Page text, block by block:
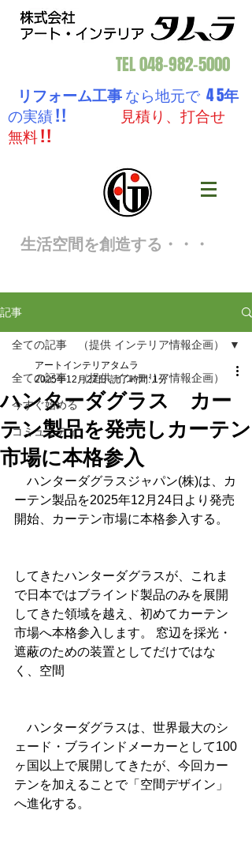
TEL048-982-5000
リフォーム工事なら地元で 4 5年
の実績 ! !
見積り、打合せ
無料 ! !
生活空間を創造する・・・
記事
全ての記事 （提供 インテリア情報企画）
今すぐ始める
コミュニティ
全ての記事 （提供 インテリア情報企画）
ハンターダグラス カー
テン製品を発売しカーテン
市場に本格参入
アートインテリアタムラ
2025年12月27日 読了時間: 1分
ハンターダグラスジャパン(株)は、カ
ーテン製品を2025年12月24日より発売
開始、カーテン市場に本格参入する。
してきたハンターダグラスが、これま
で日本ではブラインド製品のみを展開
してきた領域を越え、初めてカーテン
市場へ本格参入します。 窓辺を採光・
遮蔽のための装置としてだけではな
く、空間
ハンターダグラスは、世界最大のシ
ェード・ブラインドメーカーとして100
ヶ国以上で展開してきたが、今回カー
テンを加えることで「空間デザイン」
へ進化する。